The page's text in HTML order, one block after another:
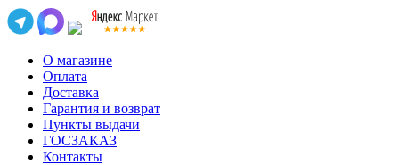
О магазине
Оплата
Доставка
Гарантия и возврат
Пункты выдачи
ГОСЗАКАЗ
Контакты